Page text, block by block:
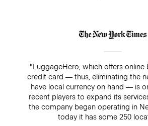
"LuggageHero, which offers
credit card — thus, eliminating the
have local currency on hand — is
recent players to expand its
the company began operating in
today it has some 250